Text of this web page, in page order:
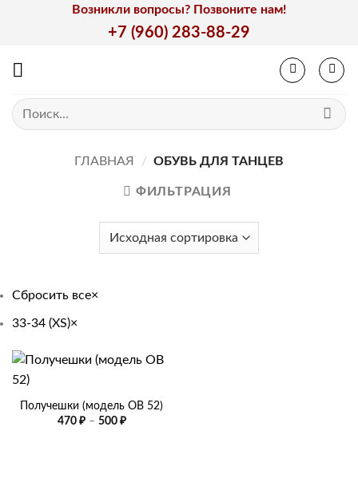
Возникли вопросы? Позвоните нам!
+7 (960) 283-88-29
Искать:
ГЛАВНАЯ / ОБУВЬ ДЛЯ ТАНЦЕВ
ФИЛЬТРАЦИЯ
Сбросить все×
33-34 (XS)×
Получешки (модель OB 52)
470 ₽ – 500 ₽Диапазон